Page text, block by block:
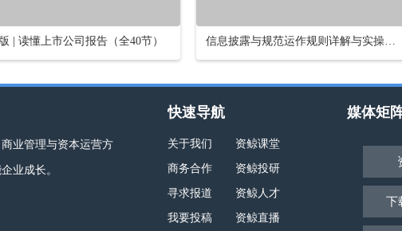
| 读懂上市公司报告（全40节） 信息披露与规范运作规则详解与实操【16小时课程打包】
业管理与资本运营方
业成长。
快速导航
关于我们
商务合作
寻求报道
我要投稿
资鲸课堂
资鲸投研
资鲸人才
资鲸直播
媒体矩
下